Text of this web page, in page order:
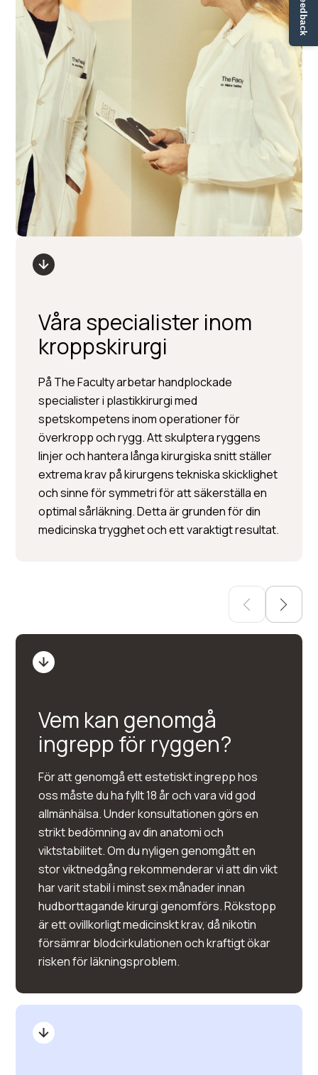
Våra specialister inom
kroppskirurgi
På The Faculty arbetar handplockade
specialister i plastikkirurgi med
spetskompetens inom operationer för
överkropp och rygg. Att skulptera ryggens
linjer och hantera långa kirurgiska snitt ställer
extrema krav på kirurgens tekniska skicklighet
och sinne för symmetri för att säkerställa en
optimal sårläkning. Detta är grunden för din
medicinska trygghet och ett varaktigt resultat.
Per Hedén
Plastikkirurgi »
Injektionsbehandlingar »
Hudbehandlingar
Vem kan genomgå
ingrepp för ryggen?
För att genomgå ett estetiskt ingrepp hos
oss måste du ha fyllt 18 år och vara vid god
allmänhälsa. Under konsultationen görs en
strikt bedömning av din anatomi och
viktstabilitet. Om du nyligen genomgått en
stor viktnedgång rekommenderar vi att din vikt
har varit stabil i minst sex månader innan
hudborttagande kirurgi genomförs. Rökstopp
är ett ovillkorligt medicinskt krav, då nikotin
försämrar blodcirkulationen och kraftigt ökar
risken för läkningsproblem.